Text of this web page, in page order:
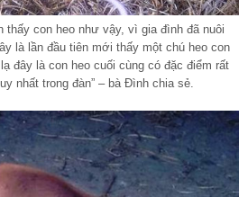
thấy con heo như vậy, vì gia đình đã nuôi
là lần đầu tiên mới thấy một chú heo con
đây là con heo cuối cùng có đặc điểm rất
nhất trong đàn” – bà Đình chia sẻ.